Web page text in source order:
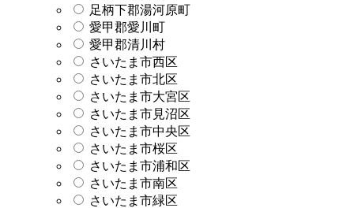
足柄下郡湯河原町
愛甲郡愛川町
愛甲郡清川村
さいたま市西区
さいたま市北区
さいたま市大宮区
さいたま市見沼区
さいたま市中央区
さいたま市桜区
さいたま市浦和区
さいたま市南区
さいたま市緑区